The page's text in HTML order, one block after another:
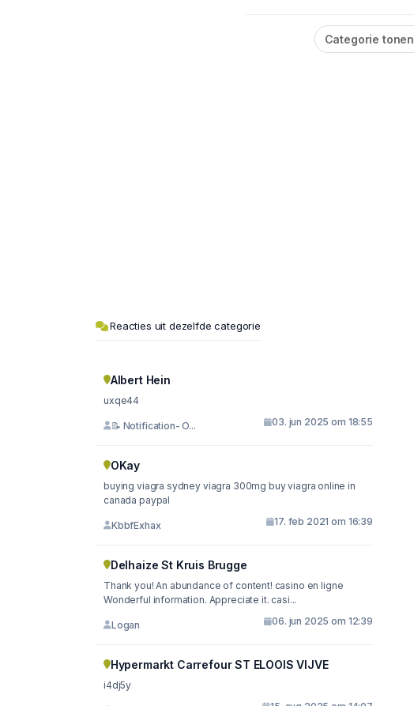
Categorie tonen
Reacties uit dezelfde categorie
Albert Hein
uxqe44
📝 Notification- O... 03. jun 2025 om 18:55
OKay
buying viagra sydney viagra 300mg buy viagra online in
canada paypal
KbbfExhax 17. feb 2021 om 16:39
Delhaize St Kruis Brugge
Thank you! An abundance of content! casino en ligne
Wonderful information. Appreciate it. casi...
Logan 06. jun 2025 om 12:39
Hypermarkt Carrefour ST ELOOIS VIJVE
i4dj5y